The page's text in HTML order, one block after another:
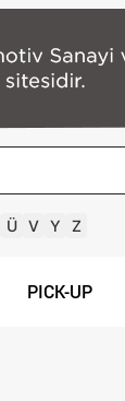
Ü V Y Z
PICK-UP